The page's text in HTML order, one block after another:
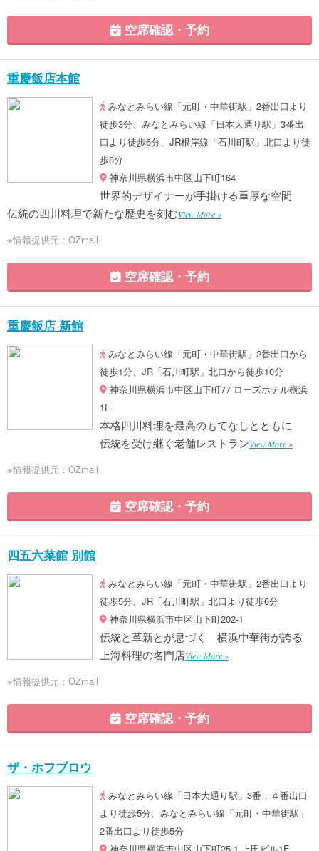
空席確認・予約
重慶飯店本館
みなとみらい線「元町・中華街駅」2番出口より
徒歩3分、みなとみらい線「日本大通り駅」3番出
口より徒歩6分、JR根岸線「石川町駅」北口より徒
歩8分
神奈川県横浜市中区山下町164
世界的デザイナーが手掛ける重厚な空間
伝統の四川料理で新たな歴史を刻むView More »
※情報提供元：OZmall
空席確認・予約
重慶飯店 新館
みなとみらい線「元町・中華街駅」2番出口から
徒歩1分、JR「石川町駅」北口から徒歩10分
神奈川県横浜市中区山下町77 ローズホテル横浜
1F
本格四川料理を最高のもてなしとともに
伝統を受け継ぐ老舗レストランView More »
※情報提供元：OZmall
空席確認・予約
四五六菜館 別館
みなとみらい線「元町・中華街駅」2番出口より
徒歩5分、JR「石川町駅」北口より徒歩6分
神奈川県横浜市中区山下町202-1
伝統と革新とが息づく 横浜中華街が誇る
上海料理の名門店View More »
※情報提供元：OZmall
空席確認・予約
ザ・ホフブロウ
みなとみらい線「日本大通り駅」3番，４番出口
より徒歩5分、みなとみらい線「元町・中華街駅」
2番出口より徒歩5分
神奈川県横浜市中区山下町25-1 上田ビル1F